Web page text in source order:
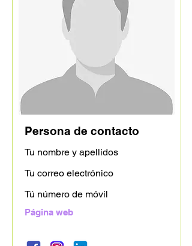
Persona de contacto
Tu nombre y apellidos
Tu correo electrónico
Tú número de móvil
Página web